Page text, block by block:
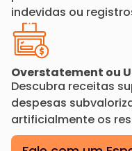
indevidas ou
Overstatement ou
Descubra receitas
despesas
artificialmente os